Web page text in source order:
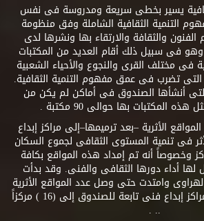
يسير بخطى سريعة ومدروسة فى نفس
التنمية الثقافية الشاملة وفق منظومة
والثقافة والارتقاء بها ونشرها لدى
فى سبيل ذلك أقام العديد من المكتبات
فى مختلف القرى والنجوع والأحياء الشعبية
تضرب فى عمق مفهوم التنمية الثقافية.
أنشأها الصندوق فى أماكن لم يكن من
المكتبات بها حوالى 90 مكتبة .
الأثرية –بعد ترميمها–إلى مراكز إبداع
فى تنمية المستوى الثقافى لجموع السكان
وخصوصاً أنه تم إمداد هذه المواقع بكافة
لها أداء دورها الثقافى والفنى. وقد بدأت
عام 1996 ببيت الهراوى وامتدت حتى وصل عدد المواقع الأثرية
التى تم تحويلها إلى مراكز إبداع فنى تابعة للصندوق إلى (16 ) مركزاً
.. .